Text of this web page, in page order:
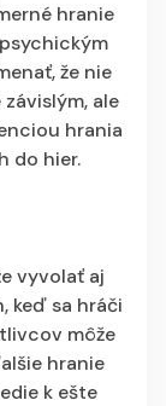
hranie
že nie
ale
hrania
do hier.
vyvolať aj
keď sa hráči
môže
hranie
k ešte